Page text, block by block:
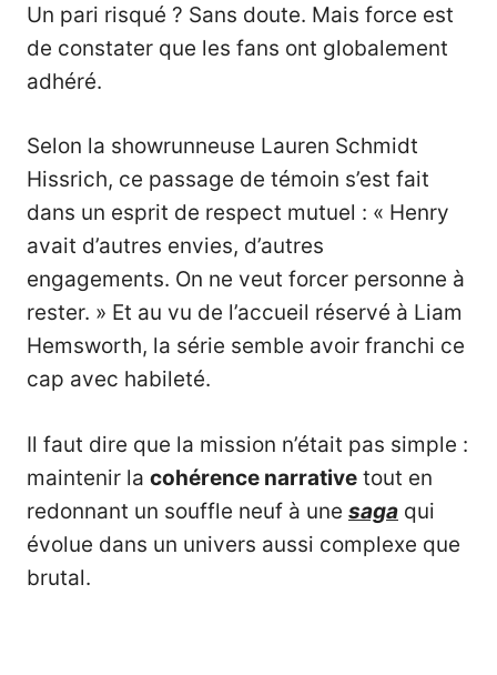
Un pari risqué ? Sans doute. Mais force est
de constater que les fans ont globalement
adhéré.
Selon la showrunneuse Lauren Schmidt
Hissrich, ce passage de témoin s’est fait
dans un esprit de respect mutuel : « Henry
avait d’autres envies, d’autres
engagements. On ne veut forcer personne à
rester. » Et au vu de l’accueil réservé à Liam
Hemsworth, la série semble avoir franchi ce
cap avec habileté.
Il faut dire que la mission n’était pas simple :
maintenir la cohérence narrative tout en
redonnant un souffle neuf à une saga qui
évolue dans un univers aussi complexe que
brutal.